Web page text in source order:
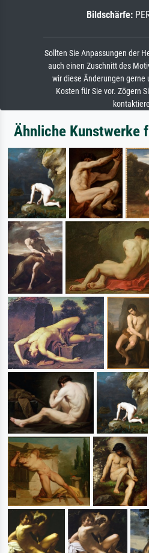
Bildschärfe:
Sollten Sie Anpassungen der
auch einen Zuschnitt des
wir diese Änderungen gerne
Kosten für Sie vor. Zögern
Ähnliche Kunstwerke